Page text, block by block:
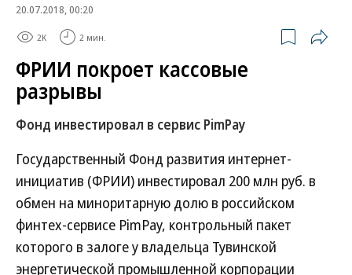
20.07.2018, 00:20
2K 2 мин.
ФРИИ покроет кассовые
разрывы
Фонд инвестировал в сервис PimPay
Государственный Фонд развития интернет-
инициатив (ФРИИ) инвестировал 200 млн руб. в
обмен на миноритарную долю в российском
финтех-сервисе PimPay, контрольный пакет
которого в залоге у владельца Тувинской
энергетической промышленной корпорации